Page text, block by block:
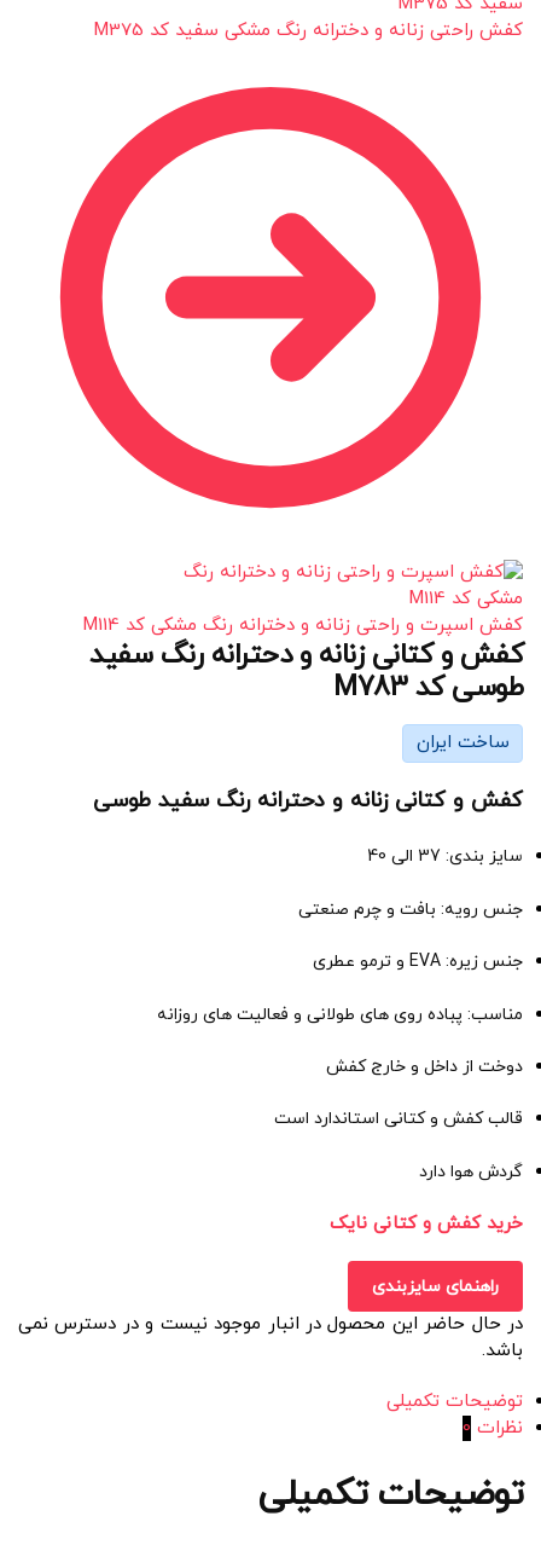
کفش راحتی زنانه و دخترانه رنگ مشکی سفید کد M375
کفش اسپرت و راحتی زنانه و دخترانه رنگ مشکی کد M114
کفش و کتانی زنانه و دحترانه رنگ سفید
طوسی کد M783
ساخت ایران
کفش و کتانی زنانه و دحترانه رنگ سفید طوسی
سایز بندی: 37 الی 40
جنس رویه: بافت و چرم صنعتی
جنس زیره: EVA و ترمو عطری
مناسب: پباده روی های طولانی و فعالیت های روزانه
دوخت از داخل و خارج کفش
قالب کفش و کتانی استاندارد است
گردش هوا دارد
خرید کفش و کتانی نایک
راهنمای سایزبندی
در حال حاضر این محصول در انبار موجود نیست و در دسترس نمی
باشد.
توضیحات تکمیلی
نظرات 0
توضیحات تکمیلی